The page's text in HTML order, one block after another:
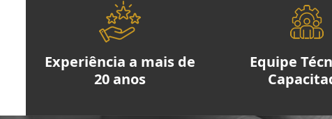
Experiência a mais de
20 anos
Equipe